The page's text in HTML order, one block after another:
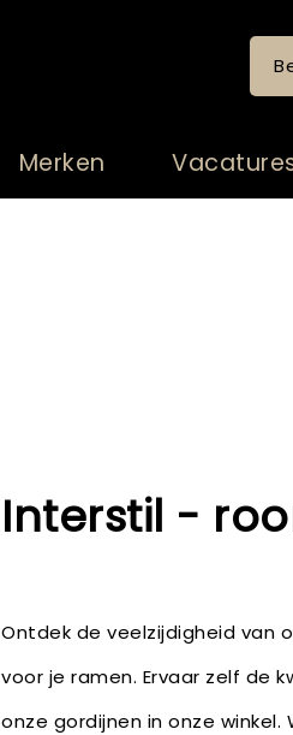
Merken
Interstil -
Ontdek de veelzijdigheid van
voor je ramen. Ervaar zelf de
onze gordijnen in onze